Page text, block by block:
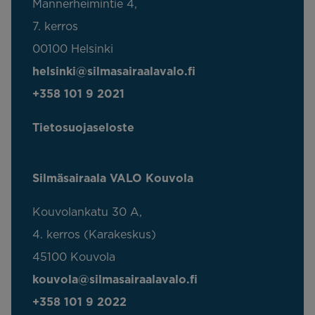
Mannerheimintie 4,
7. kerros
00100 Helsinki
helsinki@silmasairaalavalo.fi
+358 101 9 2021
Tietosuojaseloste
Silmäsairaala VALO Kouvola
Kouvolankatu 30 A,
4. kerros (Karakeskus)
45100 Kouvola
kouvola@silmasairaalavalo.fi
+358 101 9 2022